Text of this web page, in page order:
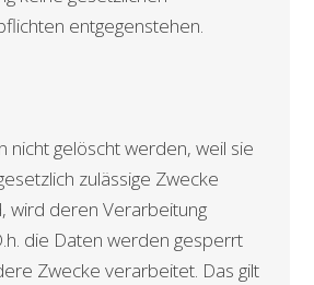
entgegenstehen.
nicht gelöscht werden, weil sie
zulässige Zwecke
wird deren Verarbeitung
die Daten werden gesperrt
Zwecke verarbeitet. Das gilt